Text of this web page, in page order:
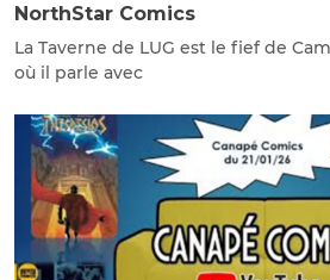
NorthStar Comics
La Taverne de LUG est le fief de
où il parle avec